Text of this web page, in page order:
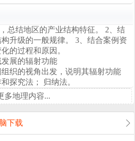
总结地区的产业结构特征。 2、结
升级的一般规律。 3、结合案例资
的过程和原因。
发展的辐射功能
组织的视角出发，说明其辐射功能
探究法； 归纳法。
多地理内容...
下载